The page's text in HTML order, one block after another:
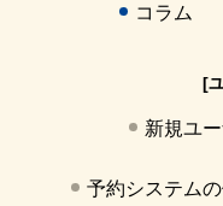
コラム
[
新規ユ
予約システム